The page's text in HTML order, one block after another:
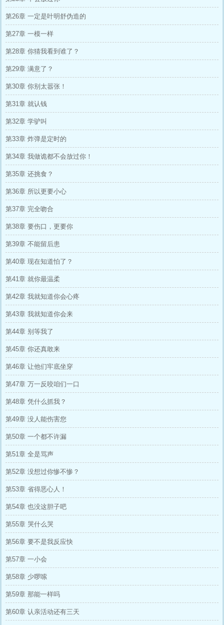
第26章 一定是叶明舒伪造的
第27章 一模一样
第28章 你猜我看到谁了？
第29章 满意了？
第30章 你别太嚣张！
第31章 就认钱
第32章 学驴叫
第33章 炸弹是定时的
第34章 我做诡都不会放过你！
第35章 还挑食？
第36章 所以更要小心
第37章 完全吻合
第38章 要伤口，更要你
第39章 不能留后患
第40章 现在知道怕了？
第41章 就你最温柔
第42章 我就知道你会心疼
第43章 我就知道你会来
第44章 别等我了
第45章 你还真敢来
第46章 让他们牢底坐穿
第47章 万一反咬咱们一口
第48章 凭什么抓我？
第49章 没人能伤害您
第50章 一个都不许漏
第51章 全是骂声
第52章 没想过你惨不惨？
第53章 省得恶心人！
第54章 也没这胆子吧
第55章 哭什么哭
第56章 要不是我反应快
第57章 一小会
第58章 少啰嗦
第59章 那能一样吗
第60章 认亲活动还有三天